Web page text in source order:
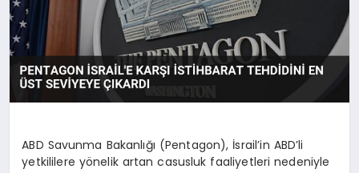
SPOR
TEKNOLOJI
ABD Savunma Bakanlığı (Pentagon), İsrail’in ABD’li
yetkililere yönelik artan casusluk faaliyetleri nedeniyle